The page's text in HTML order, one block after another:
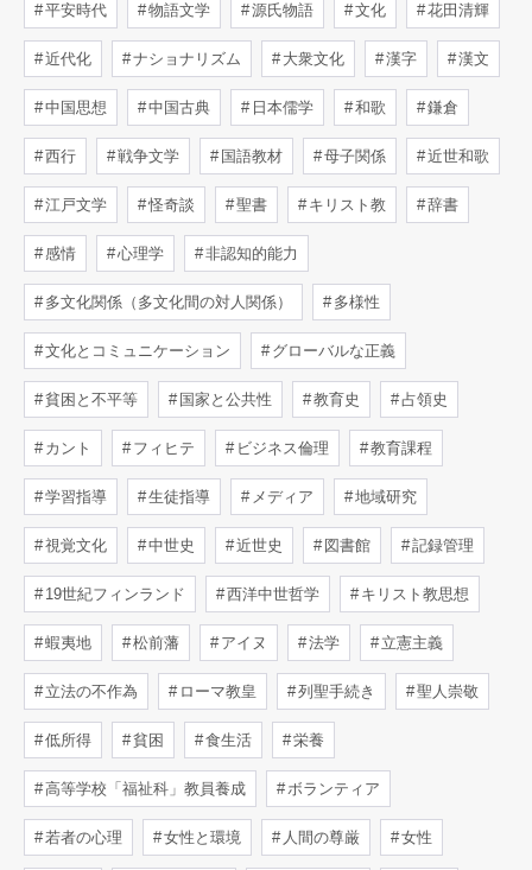
平安時代 物語文学 源氏物語 文化 花田清輝
近代化 ナショナリズム 大衆文化 漢字 漢文
中国思想 中国古典 日本儒学 和歌 鎌倉
西行 戦争文学 国語教材 母子関係 近世和歌
江戸文学 怪奇談 聖書 キリスト教 辞書
感情 心理学 非認知的能力
多文化関係（多文化間の対人関係） 多様性
文化とコミュニケーション グローバルな正義
貧困と不平等 国家と公共性 教育史 占領史
カント フィヒテ ビジネス倫理 教育課程
学習指導 生徒指導 メディア 地域研究
視覚文化 中世史 近世史 図書館 記録管理
19世紀フィンランド 西洋中世哲学 キリスト教思想
蝦夷地 松前藩 アイヌ 法学 立憲主義
立法の不作為 ローマ教皇 列聖手続き 聖人崇敬
低所得 貧困 食生活 栄養
高等学校「福祉科」教員養成 ボランティア
若者の心理 女性と環境 人間の尊厳 女性